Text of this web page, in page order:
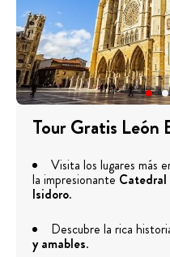
Tour Gratis León
Visita los lugares más
la impresionante Catedral
Isidoro.
Descubre la rica
y amables.